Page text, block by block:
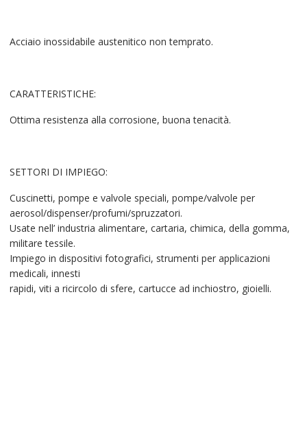
Acciaio inossidabile austenitico non temprato.
CARATTERISTICHE:
Ottima resistenza alla corrosione, buona tenacità.
SETTORI DI IMPIEGO:
Cuscinetti, pompe e valvole speciali, pompe/valvole per
aerosol/dispenser/profumi/spruzzatori.
Usate nell’ industria alimentare, cartaria, chimica, della gomma,
militare tessile.
Impiego in dispositivi fotografici, strumenti per applicazioni
medicali, innesti
rapidi, viti a ricircolo di sfere, cartucce ad inchiostro, gioielli.